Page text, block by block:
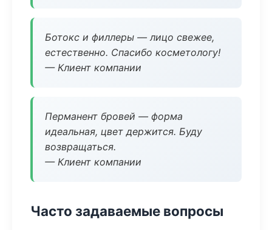
Ботокс и филлеры — лицо свежее,
естественно. Спасибо косметологу!
— Клиент компании
Перманент бровей — форма
идеальная, цвет держится. Буду
возвращаться.
— Клиент компании
Часто задаваемые вопросы